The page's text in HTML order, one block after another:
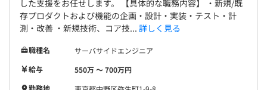
した支援をお任せします。 【具体的な職務内容】 ・新規/既
存プロダクトおよび機能の企画・設計・実装・テスト・計
測・改善 ・新規技術、コア技... 詳しく見る
職種名
サーバサイドエンジニア
給与
550万 〜 700万円